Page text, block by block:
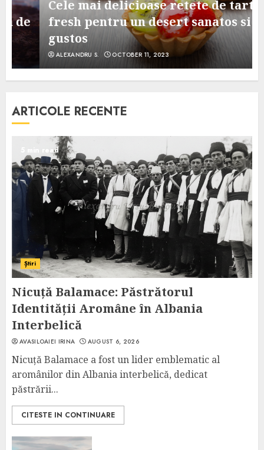
Cele mai delicioase retete de tarte
fresh pentru un desert sanatos si
gustos
ALEXANDRU S. OCTOBER 11, 2023
ARTICOLE RECENTE
5 min read
Știri
Nicuță Balamace: Păstrătorul
Identității Aromâne în Albania
Interbelică
AVASILOAIEI IRINA AUGUST 6, 2026
Nicuță Balamace a fost un lider emblematic al
aromânilor din Albania interbelică, dedicat
păstrării...
CITESTE IN CONTINUARE